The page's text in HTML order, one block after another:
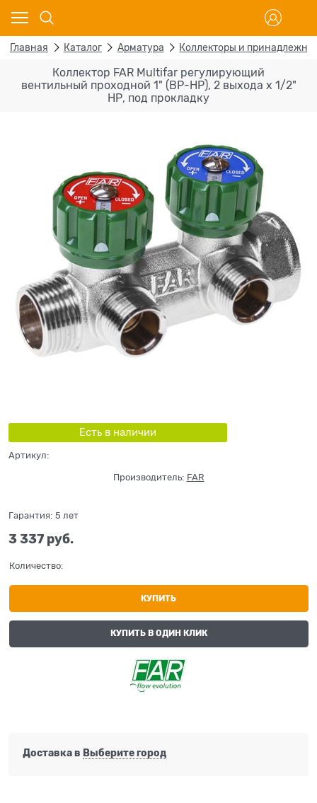
Главная Каталог Арматура Коллекторы и
Коллектор FAR Multifar регулирующий
вентильный проходной 1" (ВР-НР), 2 выхода x 1/2"
НР, под прокладку
Есть в наличии
Артикул:
Производитель: FAR
Гарантия: 5 лет
3 337 руб.
Количество:
КУПИТЬ
КУПИТЬ В ОДИН КЛИК
Доставка в Выберите город